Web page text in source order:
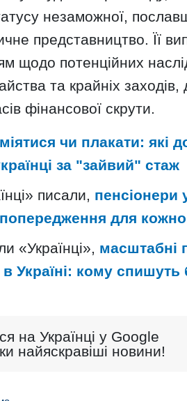
незаможної,
представництво. Її
щодо потенційних
та крайніх
фінансової скрути.
чи плакати: які
за "зайвий" стаж
писали, пенсіонери
для
«Українці», масштабні
Україні: кому спишуть
на Українці у Google
найяскравіші новини!